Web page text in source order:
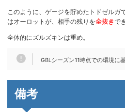
このように、ゲージを貯めたトドゼルガ
はオーロットが、相手の残りを全抜きで
全体的にズルズキンは重め。
GBLシーズン11時点での環境に
備考